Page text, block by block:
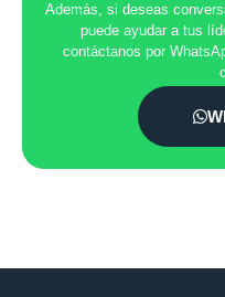
Además, si deseas
puede ayudar a tus
contáctanos por